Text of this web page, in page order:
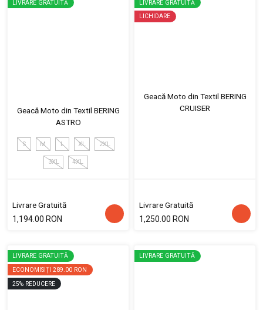
LIVRARE GRATUITĂ
Geacă Moto din Textil BERING
ASTRO
S M L XL 2XL
3XL 4XL
Livrare Gratuită
1,194.00 RON
LIVRARE GRATUITĂ
LICHIDARE
Geacă Moto din Textil BERING
CRUISER
Livrare Gratuită
1,250.00 RON
LIVRARE GRATUITĂ
ECONOMISIȚI 289.00 RON
25% REDUCERE
LIVRARE GRATUITĂ